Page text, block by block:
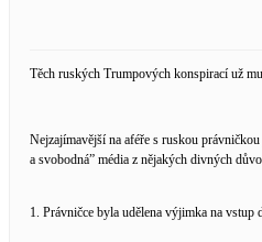
Těch ruských Trumpových konspirací už
Nejzajímavější na aféře s ruskou
a svobodná” média z nějakých divných
1. Právničce byla udělena výjimka na vstup